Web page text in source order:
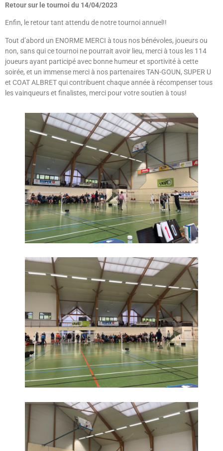
Retour sur le tournoi du 14/04/2023
Enfin, le retour tant attendu de notre tournoi annuel!!
Tout d’abord un ENORME MERCI à tous nos bénévoles, joueurs ou
non, sans qui ce tournoi ne pourrait avoir lieu, merci à tous les 114
joueurs ayant participé avec bonne humeur et sportivité à cette
soirée, et un immense merci à nos partenaires TAN-GOUN, SUPER U
et COAT ALBRET qui contribuent chaque année à récompenser tous
les vainqueurs et finalistes, merci pour votre soutien à tous!